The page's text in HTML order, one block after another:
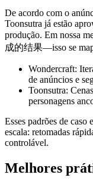
De acordo com o
Toonsutra já estão
produção. Em nossa
成的结果—isso se
Wondercraft:
de anúncios e
Toonsutra:
personagens
Esses padrões de caso
escala: retomadas
controlável.
Melhores